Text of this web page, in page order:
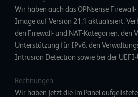
Wir haben auch das OPNsense
Image aufVersion 21.1 aktualisiert.
den Firewall- und NAT-Kategorien, den
Unterstützung für IPv6, den
Intrusion Detection sowie bei der
Rechnungen
Wir haben jetzt die im Panel